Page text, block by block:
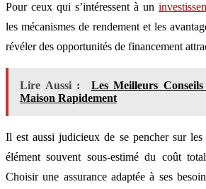
Pour ceux qui s’intéressent à un
les mécanismes de rendement et les
révéler des opportunités de financement
Lire Aussi :
Les Meilleurs
Maison Rapidement
Il est aussi judicieux de se pencher sur les
élément souvent sous-estimé du coût
Choisir une assurance adaptée à ses